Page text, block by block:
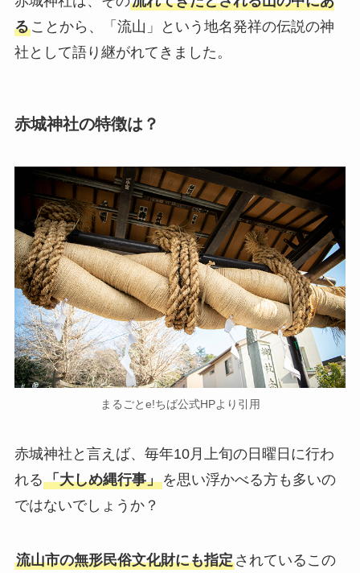
ることから、「流山」という地名発祥の伝説の神
社として語り継がれてきました。
赤城神社の特徴は？
まるごとe!ちば公式HPより引用
赤城神社と言えば、毎年10月上旬の日曜日に行わ
れる「大しめ縄行事」を思い浮かべる方も多いの
ではないでしょうか？
流山市の無形民俗文化財にも指定されているこの